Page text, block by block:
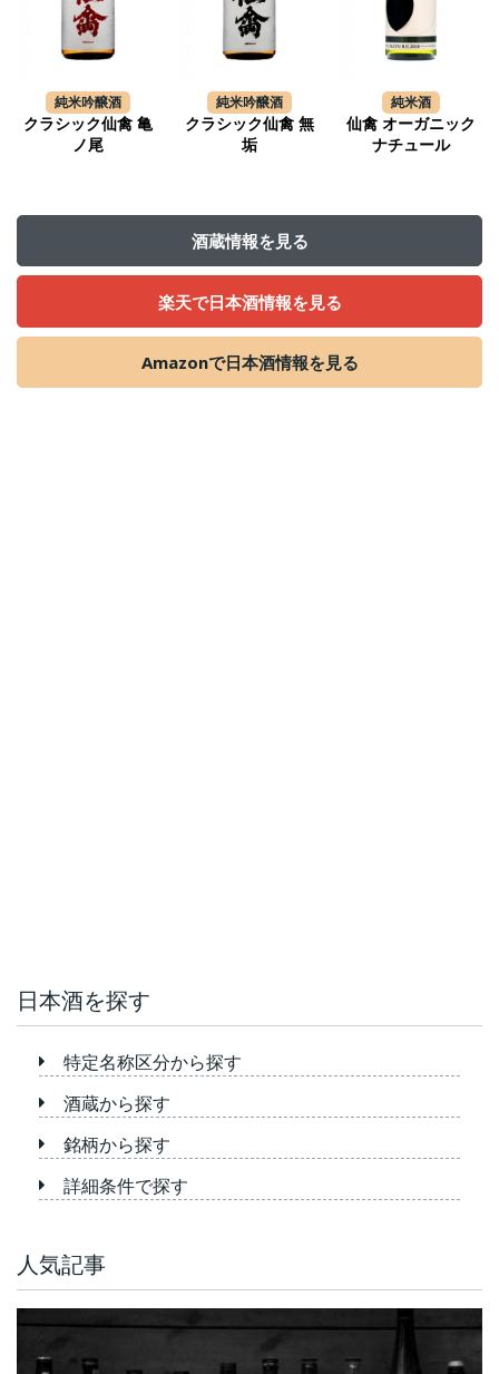
純米吟醸酒
クラシック仙禽 亀
ノ尾
純米吟醸酒
クラシック仙禽 無
垢
純米酒
仙禽 オーガニック
ナチュール
酒蔵情報を見る
楽天で日本酒情報を見る
Amazonで日本酒情報を見る
日本酒を探す
特定名称区分から探す
酒蔵から探す
銘柄から探す
詳細条件で探す
人気記事